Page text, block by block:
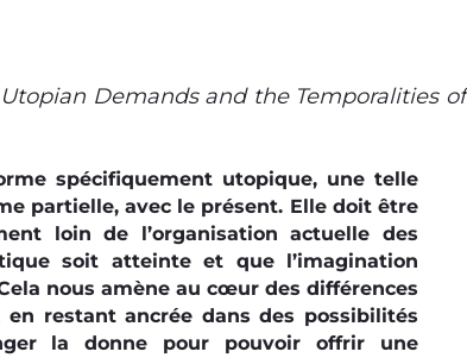
Demands and the Temporalities of
spécifiquement utopique, une telle
partielle, avec le présent. Elle doit être
loin de l’organisation actuelle des
soit atteinte et que l’imagination
nous amène au cœur des différences
restant ancrée dans des possibilités
la donne pour pouvoir offrir une